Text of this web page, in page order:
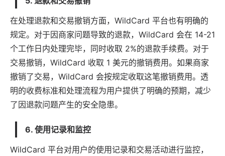
在处理退款和交易撤销方面，WildCard 平台也有明确的
规定。对于因商家问题导致的退款，WildCard 会在 14-21
个工作日内处理完毕，同时收取 2%的退款手续费。对于
交易撤销，WildCard 收取 1 美元的撤销费用。如果商家
撤销了交易，WildCard 会按规定收取这笔撤销费用。透
明的收费标准和处理流程为用户提供了明确的预期，减少
了因退款问题产生的安全隐患。
6. 使用记录和监控
WildCard 平台对用户的使用记录和交易活动进行监控，